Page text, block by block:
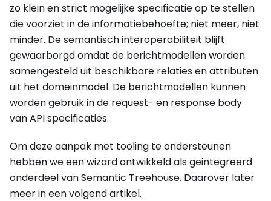
zo klein en strict mogelijke specificatie op te stellen
die voorziet in de informatiebehoefte; niet meer, niet
minder. De semantisch interoperabiliteit blijft
gewaarborgd omdat de berichtmodellen worden
samengesteld uit beschikbare relaties en attributen
uit het domeinmodel. De berichtmodellen kunnen
worden gebruik in de request- en response body
van API specificaties.
Om deze aanpak met tooling te ondersteunen
hebben we een wizard ontwikkeld als geintegreerd
onderdeel van Semantic Treehouse. Daarover later
meer in een volgend artikel.